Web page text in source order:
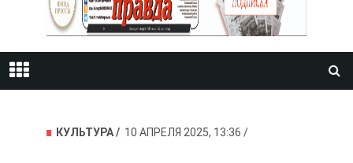
КУЛЬТУРА 10 АПРЕЛЯ 2025, 13:36